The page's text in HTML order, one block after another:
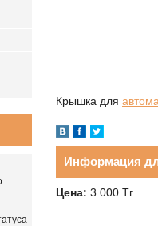
Крышка для
Информация
Цена: 3 000 Тг.